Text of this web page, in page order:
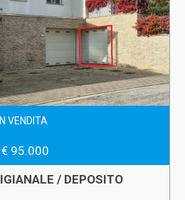
IN VENDITA
€ 95.000
/ DEPOSITO